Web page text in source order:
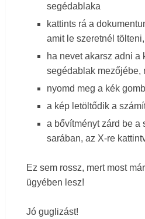
segédablaka
kattints rá a
amit le szeretnél
ha nevet akarsz adni a
segédablak mezőjébe,
nyomd meg a kék
a kép letöltődik a
a bővítményt zárd be a
sarában, az X-re
Ez sem rossz, mert most
ügyében lesz!
Jó guglizást!